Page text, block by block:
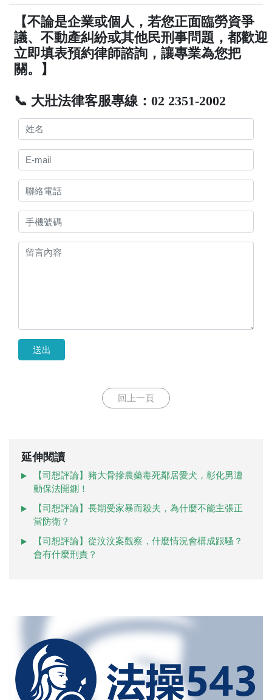
【不論是企業或個人，若您正面臨勞資爭
議、不動產糾紛或其他民刑事問題，都歡迎
立即填表預約律師諮詢，讓專業為您把
關。】
📞 大壯法律客服專線：02 2351-2002
送出
回上一頁
延伸閱讀
【司想評論】豬大骨摻農藥毒死鄰居愛犬，彰化男遭
動保法開鍘！
【司想評論】長期受家暴而殺夫，為什麼不能主張正
當防衛？
【司想評論】從汶汶案觀察，什麼情況會構成跟騷？
會有什麼刑責？